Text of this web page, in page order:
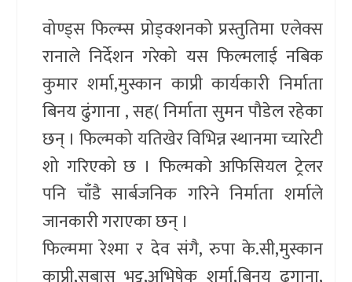
वोण्ड्स फिल्म्स प्रोड्क्शनको प्रस्तुतिमा एलेक्स
रानाले निर्देशन गरेको यस फिल्मलाई नबिक
कुमार शर्मा,मुस्कान काप्री कार्यकारी निर्माता
बिनय ढुंगाना , सह( निर्माता सुमन पौडेल रहेका
छन् । फिल्मको यतिखेर विभिन्न स्थानमा च्यारेटी
शो गरिएको छ । फिल्मको अफिसियल ट्रेलर
पनि चाँडै सार्बजनिक गरिने निर्माता शर्माले
जानकारी गराएका छन् ।
फिल्ममा रेश्मा र देव संगै, रुपा के.सी,मुस्कान